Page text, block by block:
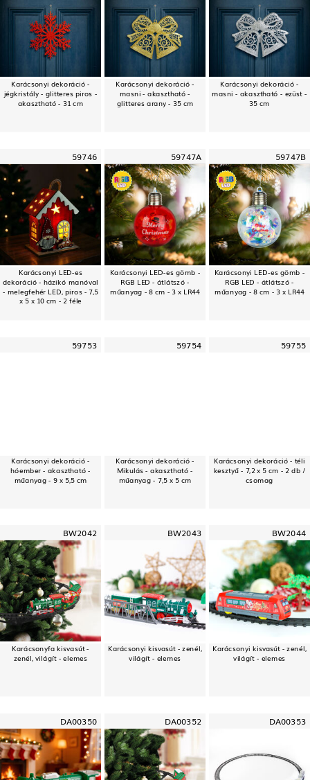
Karácsonyi dekoráció -
jégkristály - glitteres piros -
akasztható - 31 cm
Karácsonyi dekoráció -
masni - akasztható -
glitteres arany - 35 cm
Karácsonyi dekoráció -
masni - akasztható - ezüst -
35 cm
59746
Karácsonyi LED-es
dekoráció - házikó manóval
- melegfehér LED, piros - 7,5
x 5 x 10 cm - 2 féle
59747A
Karácsonyi LED-es gömb -
RGB LED - átlátszó -
műanyag - 8 cm - 3 x LR44
59747B
Karácsonyi LED-es gömb -
RGB LED - átlátszó -
műanyag - 8 cm - 3 x LR44
59753
Karácsonyi dekoráció -
hóember - akasztható -
műanyag - 9 x 5,5 cm
59754
Karácsonyi dekoráció -
Mikulás - akasztható -
műanyag - 7,5 x 5 cm
59755
Karácsonyi dekoráció - téli
kesztyű - 7,2 x 5 cm - 2 db /
csomag
BW2042
Karácsonyfa kisvasút -
zenél, világít - elemes
BW2043
Karácsonyi kisvasút - zenél,
világít - elemes
BW2044
Karácsonyi kisvasút - zenél,
világít - elemes
DA00350 DA00352 DA00353